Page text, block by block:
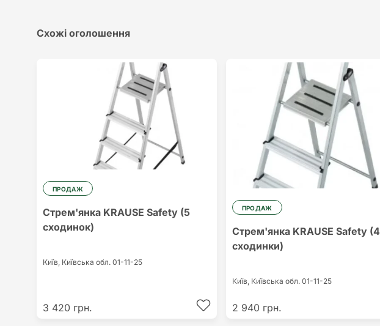
Схожі оголошення
ПРОДАЖ
Стрем'янка KRAUSE Safety (5
сходинок)
Київ, Київська обл. 01-11-25
3 420 грн.
ПРОДАЖ
Стрем'янка KRAUSE Safety (4
сходинки)
Київ, Київська обл. 01-11-25
2 940 грн.